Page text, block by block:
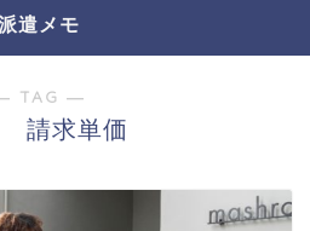
遣メモ
TAG ―
請求単価